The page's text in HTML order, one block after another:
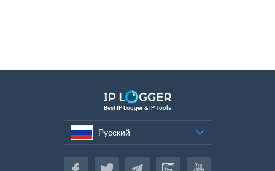
Best IP Logger & IP Tools
Русский
Русский